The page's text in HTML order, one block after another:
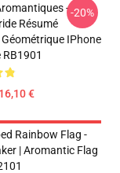
-
Résumé
IPhone
€
-20%
Rainbow Flag -
| Aromantic Flag